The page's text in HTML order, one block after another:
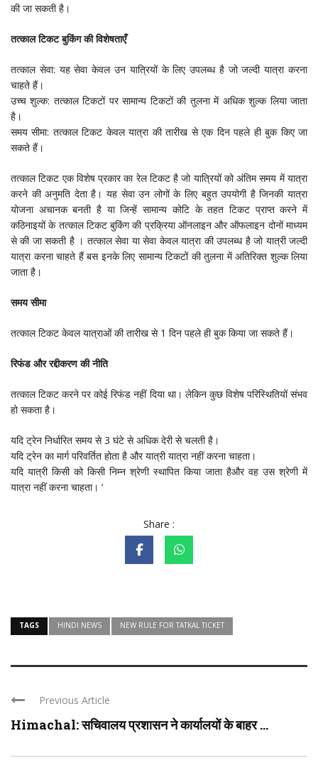
की जा सकती है।
तत्काल टिकट बुकिंग की विशेषताएँ
तत्काल सेवा: यह सेवा केवल उन यात्रियों के लिए उपलब्ध है जो जल्दी यात्रा करना
चाहते हैं।
उच्च शुल्क: तत्काल टिकटों पर सामान्य टिकटों की तुलना में अधिक शुल्क लिया जाता
है।
समय सीमा: तत्काल टिकट केवल यात्रा की तारीख से एक दिन पहले ही बुक किए जा
सकते हैं।
तत्काल टिकट एक विशेष प्रकार का रेल टिकट है जो यात्रियों को अंतिम समय में यात्रा
करने की अनुमति देता है। यह सेवा उन लोगों के लिए बहुत उपयोगी है जिनकी यात्रा
योजना अचानक बनती है या जिन्हें सामान्य कोटि के तहत टिकट प्राप्त करने में
कठिनाइयों के तत्काल टिकट बुकिंग की प्रक्रिया ऑनलाइन और ऑफलाइन दोनों माध्यम
से की जा सकती है । तत्काल सेवा या सेवा केवल यात्रा की उपलब्ध है जो यात्री जल्दी
यात्रा करना चाहते हैं बस इनके लिए सामान्य टिकटों की तुलना में अतिरिक्त शुल्क लिया
जाता है।
समय सीमा
तत्काल टिकट केवल यात्राओं की तारीख से 1 दिन पहले ही बुक किया जा सकते हैं।
रिफंड और रद्दीकरण की नीति
तत्काल टिकट करने पर कोई रिफंड नहीं दिया था। लेकिन कुछ विशेष परिस्थितियों संभव
हो सकता है।
यदि ट्रेन निर्धारित समय से 3 घंटे से अधिक देरी से चलती है।
यदि ट्रेन का मार्ग परिवर्तित होता है और यात्री यात्रा नहीं करना चाहता।
यदि यात्री किसी को किसी निम्न श्रेणी स्थापित किया जाता हैऔर वह उस श्रेणी में
यात्रा नहीं करना चाहता। ‘
Share :
TAGS HINDI NEWS NEW RULE FOR TATKAL TICKET
Previous Article
Himachal: सचिवालय प्रशासन ने कार्यालयों के बाहर ...